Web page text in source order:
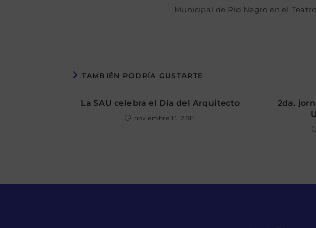
Municipal de Río Negro en el
TAMBIÉN PODRÍA GUSTARTE
La SAU celebra el Día del Arquitecto
noviembre 14, 2014
2da.